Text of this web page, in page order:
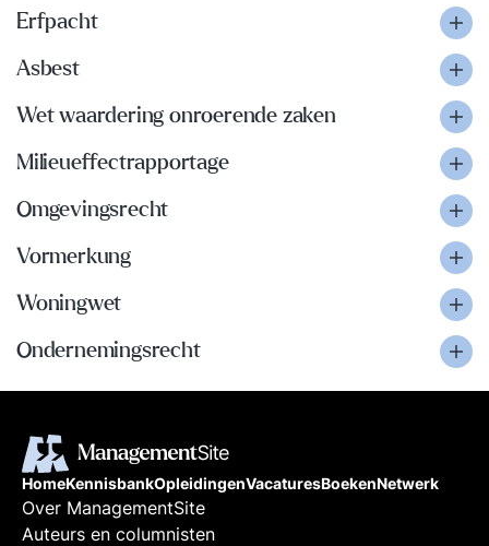
Erfpacht
Asbest
Wet waardering onroerende zaken
Milieueffectrapportage
Omgevingsrecht
Vormerkung
Woningwet
Ondernemingsrecht
HomeKennisbankOpleidingenVacaturesBoekenNetwerk
Over ManagementSite
Auteurs en columnisten